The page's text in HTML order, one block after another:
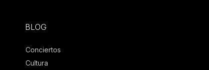
BLOG
Conciertos
Cultura